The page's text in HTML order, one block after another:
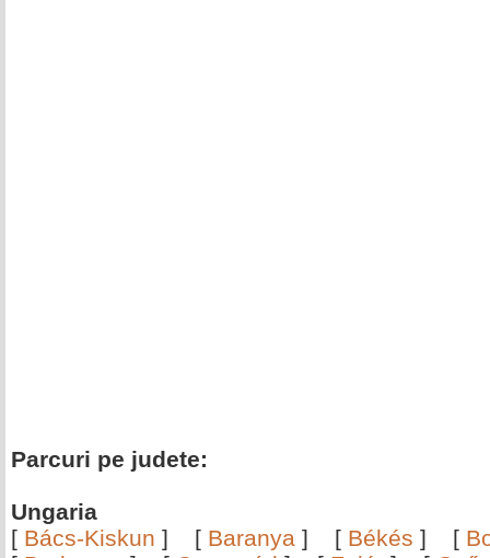
Parcuri pe judete:
Ungaria
[ Bács-Kiskun ] [ Baranya ] [ Békés ] [